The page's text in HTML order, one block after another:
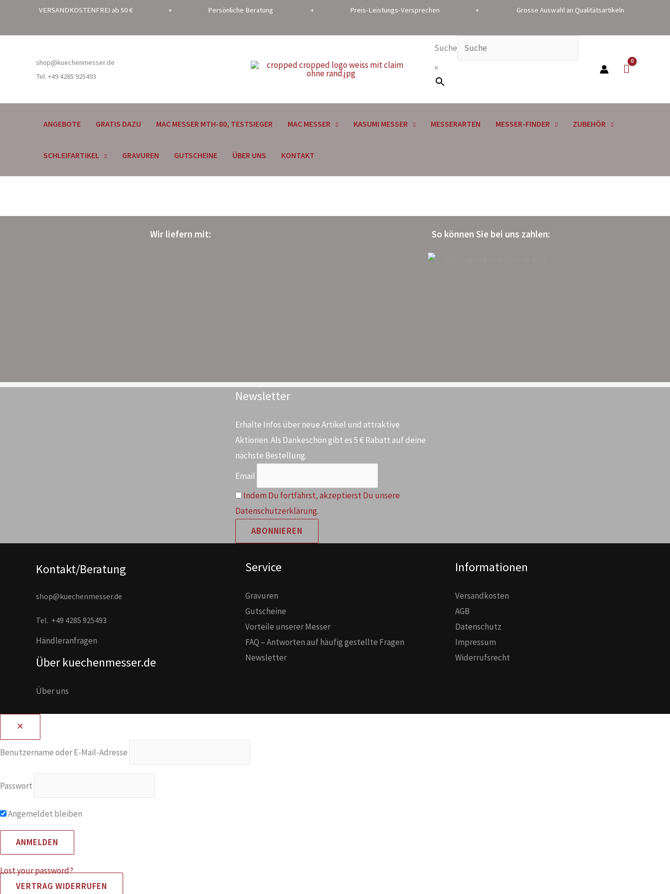
springen
VERSANDKOSTENFREI ab 50 € + Persönliche Beratung + Preis-Leistungs-Versprechen + Grosse Auswahl an Qualitätsartikeln
shop@kuechenmesser.de
Tel. +49 4285 925493
Suche
×
ANGEBOTE GRATIS DAZU MAC MESSER MTH-80, TESTSIEGER MAC MESSER KASUMI MESSER MESSERARTEN MESSER-FINDER ZUBEHÖR
SCHLEIFARTIKEL GRAVUREN GUTSCHEINE ÜBER UNS KONTAKT
Wir liefern mit: So können Sie bei uns zahlen:
Newsletter
Erhalte Infos über neue Artikel und attraktive
Aktionen. Als Dankeschön gibt es 5 € Rabatt auf deine
nächste Bestellung.
Email
Indem Du fortfährst, akzeptierst Du unsere
Datenschutzerklärung.
Kontakt/Beratung
shop@kuechenmesser.de
Tel. +49 4285 925493
Händleranfragen
Über kuechenmesser.de
Über uns
Service
Gravuren
Gutscheine
Vorteile unserer Messer
FAQ – Antworten auf häufig gestellte Fragen
Newsletter
Informationen
Versandkosten
AGB
Datenschutz
Impressum
Widerrufsrecht
Benutzername oder E-Mail-Adresse
Passwort
Angemeldet bleiben
Lost your password?
VERTRAG WIDERRUFEN